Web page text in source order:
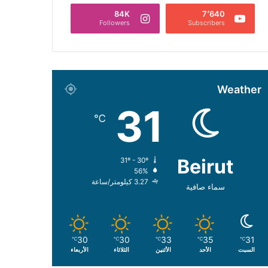
7٬640
Subscribers
84K
Followers
Weather
Beirut
سماء صافية
31
℃
56%
3.27 كيلومتر/ساعة
31
℃
السبت
35
℃
الأحد
33
℃
الأثنين
30
℃
الثلاثاء
30
℃
الأربعاء